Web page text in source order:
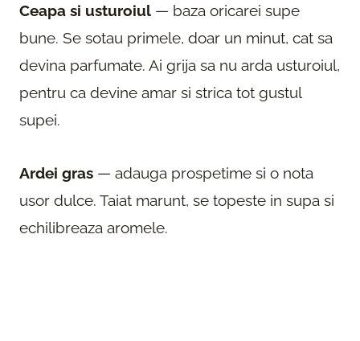
Ceapa si usturoiul — baza oricarei supe
bune. Se sotau primele, doar un minut, cat sa
devina parfumate. Ai grija sa nu arda usturoiul,
pentru ca devine amar si strica tot gustul
supei.
Ardei gras — adauga prospetime si o nota
usor dulce. Taiat marunt, se topeste in supa si
echilibreaza aromele.